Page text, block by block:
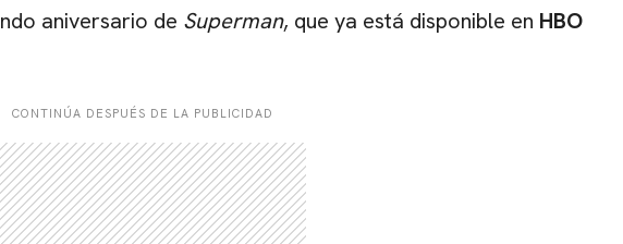
aniversario de Superman, que ya está disponible en HBO
CONTINÚA DESPUÉS DE LA PUBLICIDAD